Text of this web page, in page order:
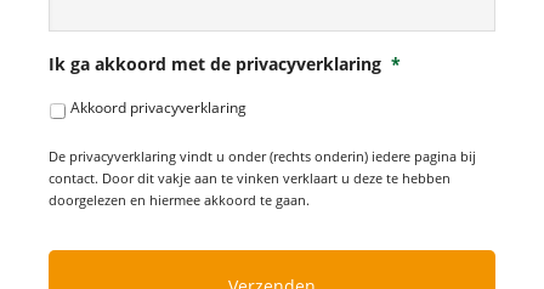
Ik ga akkoord met de privacyverklaring *
Akkoord privacyverklaring
De privacyverklaring vindt u onder (rechts onderin) iedere pagina bij
contact. Door dit vakje aan te vinken verklaart u deze te hebben
doorgelezen en hiermee akkoord te gaan.